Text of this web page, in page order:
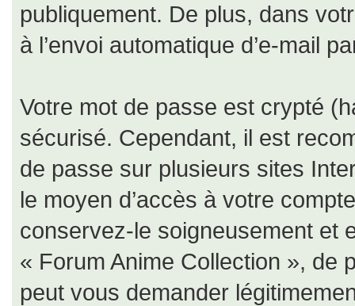
publiquement. De plus, dans
à l’envoi automatique d’e-mail
Votre mot de passe est crypté
sécurisé. Cependant, il est
de passe sur plusieurs sites
le moyen d’accès à votre
conservez-le soigneusement et
« Forum Anime Collection », de
peut vous demander